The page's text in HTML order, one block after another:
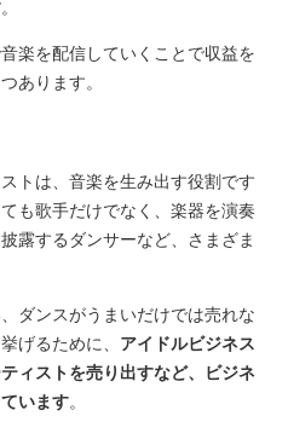
。
楽を配信していくことで収益を
あります。
トは、音楽を生み出す役割です
も歌手だけでなく、楽器を演奏
露するダンサーなど、さまざま
ダンスがうまいだけでは売れな
げるために、 アイドルビジネス
ィストを売り出すなど、ビジネ
います。